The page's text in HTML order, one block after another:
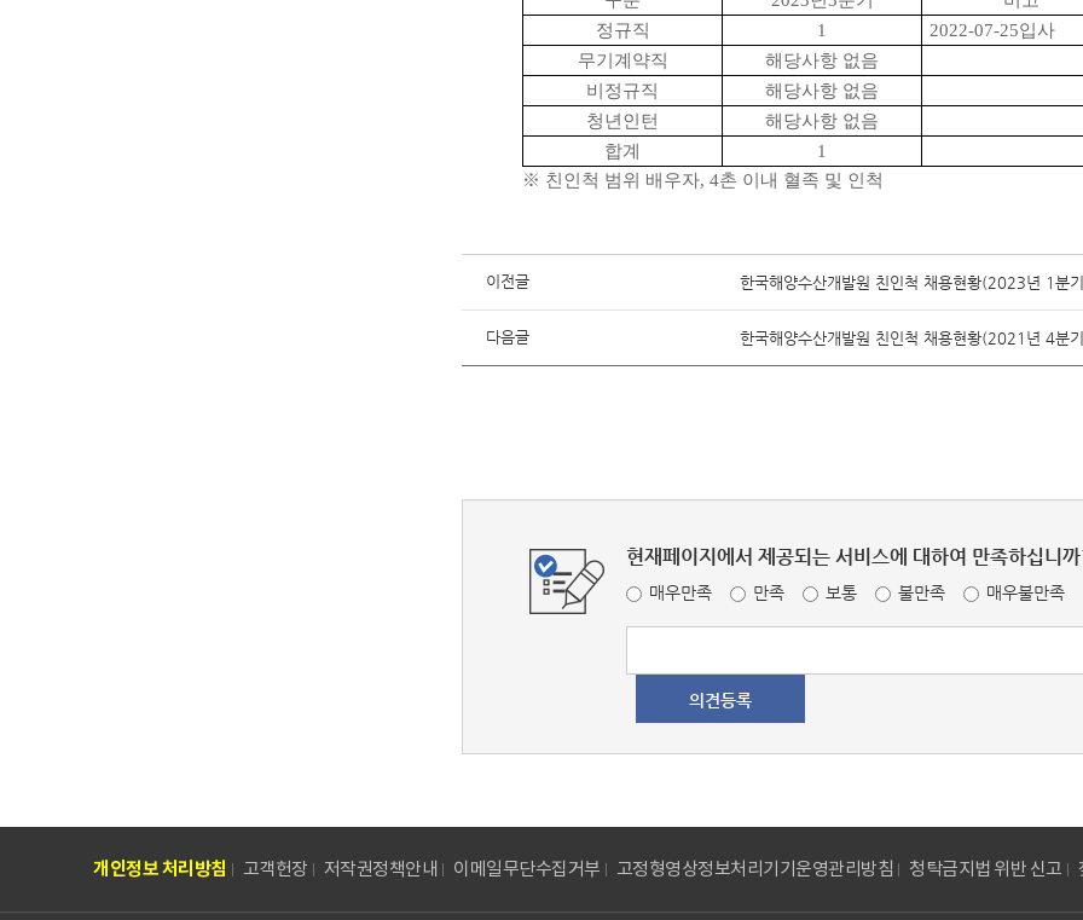
정규직
1 2022-07-25입사
무기계약직
해당사항 없음
비정규직
해당사항 없음
청년인턴
해당사항 없음
합계
1
※ 친인척 범위 배우자, 4촌 이내 혈족 및 인척
이전글 한국해양수산개발원 친인척 채용현황(2023년 1분
다음글 한국해양수산개발원 친인척 채용현황(2021년 4분
현재페이지에서 제공되는 서비스에 대하여 만족하십니
매우만족 만족 보통 불만족 매우불만족
개인정보 처리방침 고객헌장 저작권정책안내 이메일무단수집거부 고정형영상정보처리기기운영관리방침 청탁금지법 위반 신고